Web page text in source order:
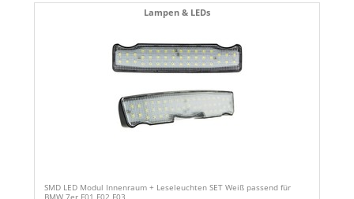
Lampen & LEDs
SMD LED Modul Innenraum + Leseleuchten SET Weiß passend für
BMW 7er F01 F02 F03